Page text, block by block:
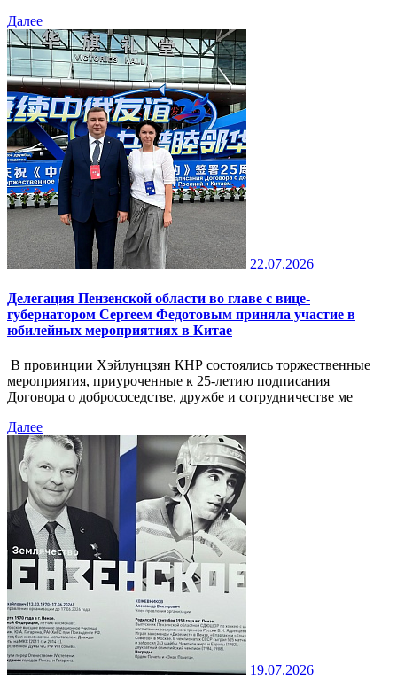
Далее
22.07.2026
Делегация Пензенской области во главе с вице-
губернатором Сергеем Федотовым приняла участие в
юбилейных мероприятиях в Китае
В провинции Хэйлунцзян КНР состоялись торжественные
мероприятия, приуроченные к 25-летию подписания
Договора о добрососедстве, дружбе и сотрудничестве ме
Далее
19.07.2026